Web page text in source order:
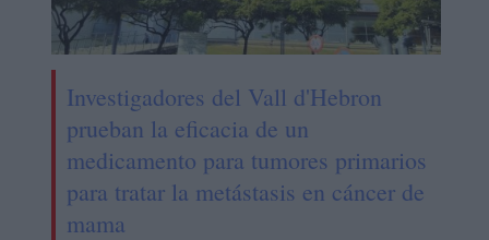
Investigadores del Vall d'Hebron
prueban la eficacia de un
medicamento para tumores primarios
para tratar la metástasis en cáncer de
mama